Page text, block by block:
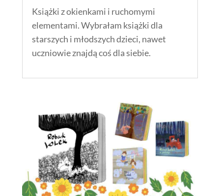
Książki z okienkami i ruchomymi
elementami. Wybrałam książki dla
starszych i młodszych dzieci, nawet
uczniowie znajdą coś dla siebie.